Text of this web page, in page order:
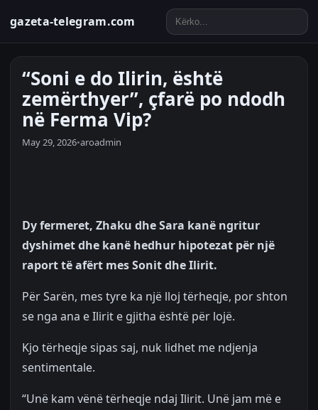
gazeta-telegram.com
“Soni e do Ilirin, është
zemërthyer”, çfarë po ndodh
në Ferma Vip?
May 29, 2026•aroadmin
Dy fermeret, Zhaku dhe Sara kanë ngritur
dyshimet dhe kanë hedhur hipotezat për një
raport të afërt mes Sonit dhe Ilirit.
Për Sarën, mes tyre ka një lloj tërheqje, por shton
se nga ana e Ilirit e gjitha është për lojë.
Kjo tërheqje sipas saj, nuk lidhet me ndjenja
sentimentale.
“Unë kam vënë tërheqje ndaj Ilirit. Unë jam më e